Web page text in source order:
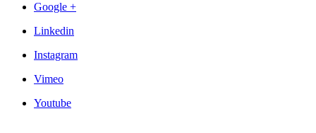
Google +
Linkedin
Instagram
Vimeo
Youtube